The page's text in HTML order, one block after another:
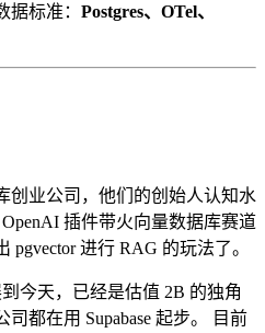
标准： Postgres、OTel、
创业公司，他们的创始人认知水
插件带火向量数据库赛道
pgvector 进行 RAG 的玩法了。
今天，已经是估值 2B 的独角
都在用 Supabase 起步。 目前